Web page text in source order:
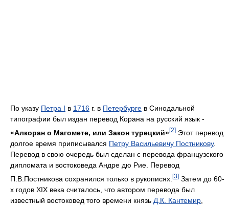
По указу Петра I в 1716 г. в Петербурге в Синодальной
типографии был издан перевод Корана на русский язык -
«Алкоран о Магомете, или Закон турецкий»[2] Этот перевод
долгое время приписывался Петру Васильевичу Постникову.
Перевод в свою очередь был сделан с перевода французского
дипломата и востоковеда Андре дю Рие. Перевод
П.В.Постникова сохранился только в рукописях. [3] Затем до 60-
х годов XIX века считалось, что автором перевода был
известный востоковед того времени князь Д.К. Кантемир